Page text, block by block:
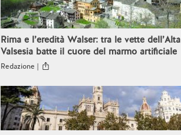
Rima e l’eredità Walser: tra le vette dell’Alta
Valsesia batte il cuore del marmo artificiale
Redazione |